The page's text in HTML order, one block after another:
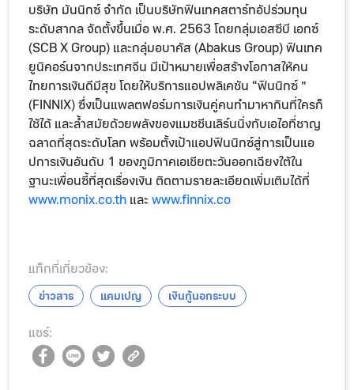
บริษัท มันนิกซ์ จำกัด เป็นบริษัทฟินเทคสตาร์ทอัปร่วมทุน
ระดับสากล จัดตั้งขึ้นเมื่อ พ.ศ. 2563 โดยกลุ่มเอสซีบี เอกซ์
(SCB X Group) และกลุ่มอบาคัส (Abakus Group) ฟินเทค
ยูนิคอร์นจากประเทศจีน มีเป้าหมายเพื่อสร้างโอกาสให้คน
ไทยการเงินดีมีสุข โดยให้บริการแอปพลิเคชัน “ฟินนิกซ์ ”
(FINNIX) ซึ่งเป็นแพลตฟอร์มการเงินคู่คนทำมาหากินที่ใครก็
ใช้ได้ และล้ำสมัยด้วยพลังของแมชชีนเลิร์นนิ่งกับเอไอที่ชาญ
ฉลาดที่สุดระดับโลก พร้อมตั้งเป้าแอปฟินนิกซ์สู่การเป็นแอ
ปการเงินอันดับ 1 ของภูมิภาคเอเชียตะวันออกเฉียงใต้ใน
ฐานะเพื่อนซี้ที่สุดเรื่องเงิน ติดตามรายละเอียดเพิ่มเติมได้ที่
www.monix.co.th และwww.finnix.co
แท็กที่เกี่ยวข้อง:
ข่าวสาร แคมเปญ เงินกู้นอกระบบ
แชร์: